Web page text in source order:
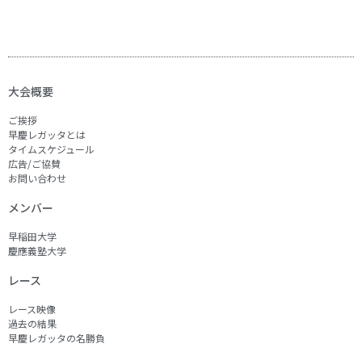
大会概要
ご挨拶
早慶レガッタとは
タイムスケジュール
広告/ご協賛
お問い合わせ
メンバー
早稲田大学
慶應義塾大学
レース
レース映像
過去の結果
早慶レガッタの名勝負